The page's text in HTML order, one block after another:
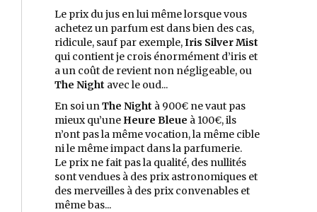
Le prix du jus en lui même lorsque vous
achetez un parfum est dans bien des cas,
ridicule, sauf par exemple,Iris Silver Mist
qui contient je crois énormément d’iris et
a un coût de revient non négligeable, ou
The Night avec le oud...
En soi un The Night à 900€ ne vaut pas
mieux qu’une Heure Bleue à 100€, ils
n’ont pas la même vocation, la même cible
ni le même impact dans la parfumerie.
Le prix ne fait pas la qualité, des nullités
sont vendues à des prix astronomiques et
des merveilles à des prix convenables et
même bas...